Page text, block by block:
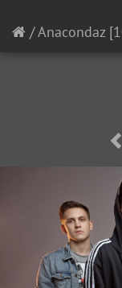
/Anacondaz